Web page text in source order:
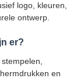
logo, kleuren,
ontwerp.
er?
en